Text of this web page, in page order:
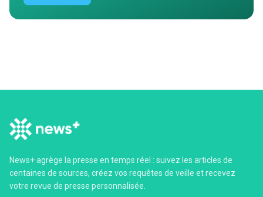
News+ agrège la presse en temps réel : suivez les articles de
centaines de sources, créez vos requêtes de veille et recevez
votre revue de presse personnalisée.